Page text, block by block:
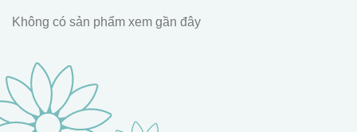
Không có sản phẩm xem gần đây